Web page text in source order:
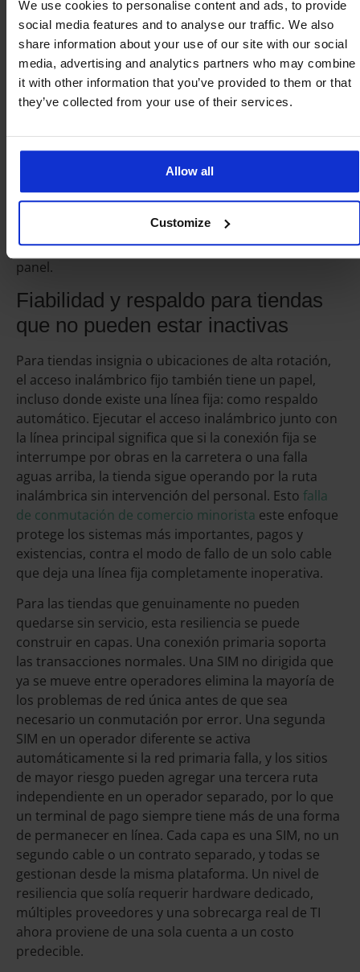
We use cookies to personalise content and ads, to provide
social media features and to analyse our traffic. We also
share information about your use of our site with our social
media, advertising and analytics partners who may combine
it with other information that you’ve provided to them or that
they’ve collected from your use of their services.
Allow all
Customize
Mantener esa propiedad bajo una sola plataforma es
lo que evita que se complique a medida que crece.
Cada ubicación se encuentra en un solo contrato y
una sola factura, ya sea que opere una conexión
inalámbrica estándar, un plan de mayor volumen
para un buque insignia con gran cantidad de datos o
una conexión móvil para un equipo de campo que se
mueve entre tiendas. Los sitios fijos y el personal
móvil dejan de ser problemas de adquisición
separados con proveedores separados. Una relación
comercial cubre el panorama completo, y las mismas
reglas de uso, límites de datos e informes de centros
de costos se aplican en cada ubicación desde un solo
panel.
Fiabilidad y respaldo para tiendas
que no pueden estar inactivas
Para tiendas insignia o ubicaciones de alta rotación,
el acceso inalámbrico fijo también tiene un papel,
incluso donde existe una línea fija: como respaldo
automático. Ejecutar el acceso inalámbrico junto con
la línea principal significa que si la conexión fija se
interrumpe por obras en la carretera o una falla
aguas arriba, la tienda sigue operando por la ruta
inalámbrica sin intervención del personal. Esto falla
de conmutación de comercio minorista este enfoque
protege los sistemas más importantes, pagos y
existencias, contra el modo de fallo de un solo cable
que deja una línea fija completamente inoperativa.
Para las tiendas que genuinamente no pueden
quedarse sin servicio, esta resiliencia se puede
construir en capas. Una conexión primaria soporta
las transacciones normales. Una SIM no dirigida que
ya se mueve entre operadores elimina la mayoría de
los problemas de red única antes de que sea
necesario un conmutación por error. Una segunda
SIM en un operador diferente se activa
automáticamente si la red primaria falla, y los sitios
de mayor riesgo pueden agregar una tercera ruta
independiente en un operador separado, por lo que
un terminal de pago siempre tiene más de una forma
de permanecer en línea. Cada capa es una SIM, no un
segundo cable o un contrato separado, y todas se
gestionan desde la misma plataforma. Un nivel de
resiliencia que solía requerir hardware dedicado,
múltiples proveedores y una sobrecarga real de TI
ahora proviene de una sola cuenta a un costo
predecible.